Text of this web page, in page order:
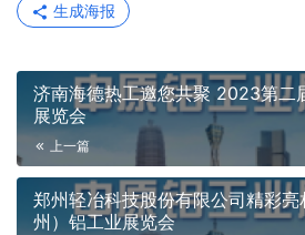
生成海报
济南海德热工邀您共聚 2023第二
展览会
上一篇
郑州轻冶科技股份有限公司精彩
州）铝工业展览会